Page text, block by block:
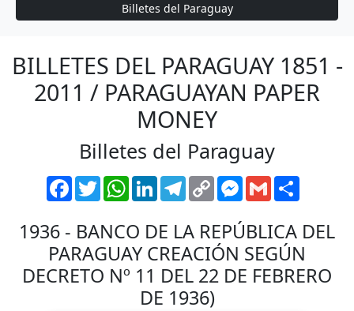
Billetes del Paraguay
BILLETES DEL PARAGUAY 1851 -
2011 / PARAGUAYAN PAPER
MONEY
Billetes del Paraguay
Facebook
TwitterWhatsApp
LinkedInTelegram
Copy
Link
Messenger
Gmail
1936 - BANCO DE LA REPÚBLICA DEL
PARAGUAY CREACIÓN SEGÚN
DECRETO Nº 11 DEL 22 DE FEBRERO
DE 1936)